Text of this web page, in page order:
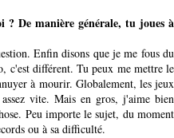
? De manière générale, tu joues à
Enfin disons que je me fous du
c'est différent. Tu peux me mettre le
à mourir. Globalement, les jeux
vite. Mais en gros, j'aime bien
Peu importe le sujet, du moment
ou à sa difficulté.